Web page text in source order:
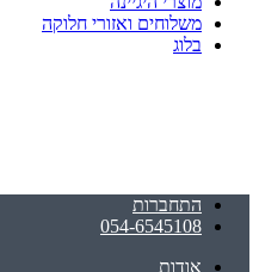
משלוחים ואזורי חלוקה
בלוג
התחברות
054-6545108
אודות